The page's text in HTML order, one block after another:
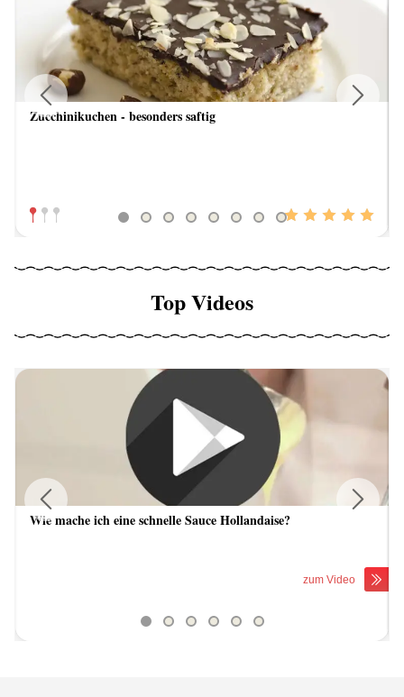
Zucchinikuchen - besonders saftig
Previous
Top Videos
Wie mache ich eine schnelle Sauce Hollandaise?
zum Video
Previous